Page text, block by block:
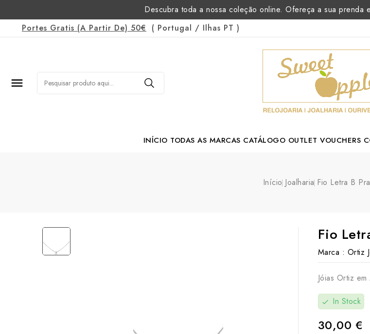
Descubra toda a nossa coleção online. Ofereça a sua prenda
Portes Gratis (a Partir De) 50€ ( Portugal / Ilhas PT )

INÍCIO TODAS AS MARCAS CATÁLOGO OUTLET VOUCHERS
Início Joalharia Fio Letra B
Fio
Marca : Ortiz
Jóias Ortiz
check In Stock
30,00 €